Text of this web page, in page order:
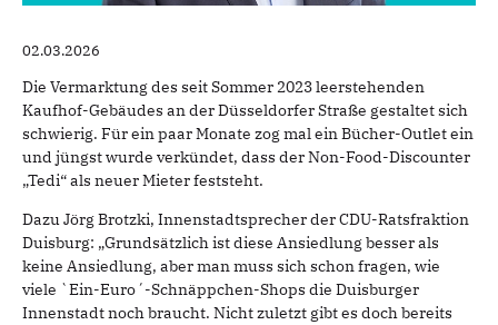
02.03.2026
Die Vermarktung des seit Sommer 2023 leerstehenden
Kaufhof-Gebäudes an der Düsseldorfer Straße gestaltet sich
schwierig. Für ein paar Monate zog mal ein Bücher-Outlet ein
und jüngst wurde verkündet, dass der Non-Food-Discounter
„Tedi“ als neuer Mieter feststeht.
Dazu Jörg Brotzki, Innenstadtsprecher der CDU-Ratsfraktion
Duisburg: „Grundsätzlich ist diese Ansiedlung besser als
keine Ansiedlung, aber man muss sich schon fragen, wie
viele `Ein-Euro´-Schnäppchen-Shops die Duisburger
Innenstadt noch braucht. Nicht zuletzt gibt es doch bereits